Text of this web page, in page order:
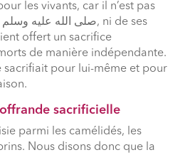
les vivants, car il n’est pas
offert un sacrifice
de manière indépendante.
sacrifiait pour lui-même et pour
sacrificielle
parmi les camélidés, les
Nous disons donc que la